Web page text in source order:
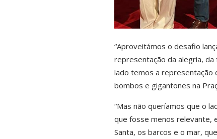
“Aproveitámos o desafio
representação da alegria,
lado temos a representação
bombos e gigantones na
“Mas não queríamos que o
que fosse menos relevante,
Santa, os barcos e o mar,